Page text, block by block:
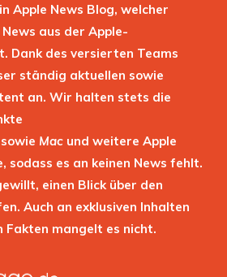
Apple News Blog, welcher
aus der Apple-
Dank des versierten Teams
ständig aktuellen sowie
an. Wir halten stets die
sowie Mac und weitere Apple
sodass es an keinen News fehlt.
einen Blick über den
Auch an exklusiven Inhalten
Fakten mangelt es nicht.